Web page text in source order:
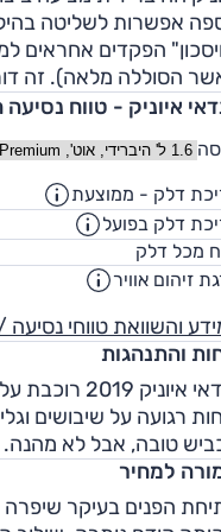
היקפיים ותאורת לד
כל אבזור הבטיחות
חמישה כוכבי בטיחות.
אפשרות לשליטה
הפקדים אחראים
הסוללה מלאה). זה
איוניק - טווח
דלק - ממוצעת
דלק בפועל
מכל דלק
זיהום אוויר
והשוואת טווחי
והתנהגות
רגועה על שיבושים
טובה, אבל לא מהנה.
למחיר
הפנים בעיקר